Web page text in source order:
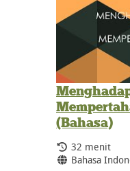
(Bahasa)
Durasi:
32 menit
Bahasa:
Bahasa